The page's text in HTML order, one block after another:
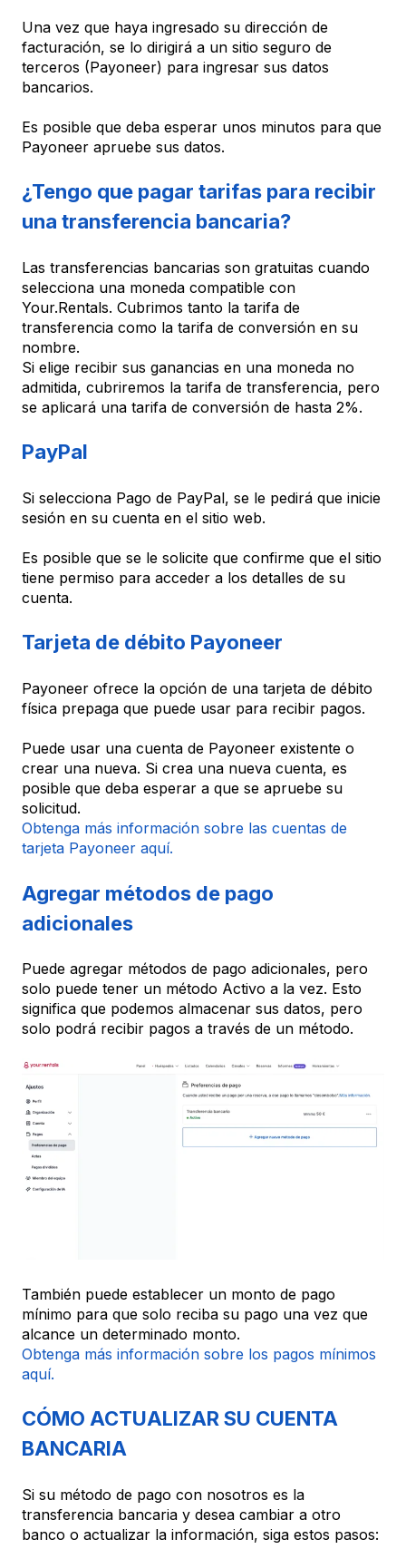
Una vez que haya ingresado su dirección de
facturación, se lo dirigirá a un sitio seguro de
terceros (Payoneer) para ingresar sus datos
bancarios.
Es posible que deba esperar unos minutos para que
Payoneer apruebe sus datos.
¿Tengo que pagar tarifas para recibir
una transferencia bancaria?
Las transferencias bancarias son gratuitas cuando
selecciona una moneda compatible con
Your.Rentals. Cubrimos tanto la tarifa de
transferencia como la tarifa de conversión en su
nombre.
Si elige recibir sus ganancias en una moneda no
admitida, cubriremos la tarifa de transferencia, pero
se aplicará una tarifa de conversión de hasta 2%.
PayPal
Si selecciona Pago de PayPal, se le pedirá que inicie
sesión en su cuenta en el sitio web.
Es posible que se le solicite que confirme que el sitio
tiene permiso para acceder a los detalles de su
cuenta.
Tarjeta de débito Payoneer
Payoneer ofrece la opción de una tarjeta de débito
física prepaga que puede usar para recibir pagos.
Puede usar una cuenta de Payoneer existente o
crear una nueva. Si crea una nueva cuenta, es
posible que deba esperar a que se apruebe su
solicitud.
Obtenga más información sobre las cuentas de
tarjeta Payoneer aquí.
Agregar métodos de pago
adicionales
Puede agregar métodos de pago adicionales, pero
solo puede tener un método Activo a la vez. Esto
significa que podemos almacenar sus datos, pero
solo podrá recibir pagos a través de un método.
También puede establecer un monto de pago
mínimo para que solo reciba su pago una vez que
alcance un determinado monto.
Obtenga más información sobre los pagos mínimos
aquí.
CÓMO ACTUALIZAR SU CUENTA
BANCARIA
Si su método de pago con nosotros es la
transferencia bancaria y desea cambiar a otro
banco o actualizar la información, siga estos pasos: